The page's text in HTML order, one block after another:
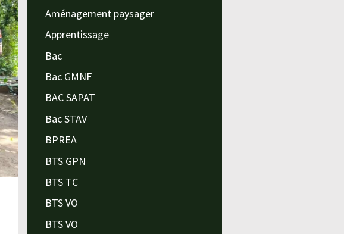
Aménagement paysager
Apprentissage
Bac
Bac GMNF
BAC SAPAT
Bac STAV
BPREA
BTS GPN
BTS TC
BTS VO
BTS VO